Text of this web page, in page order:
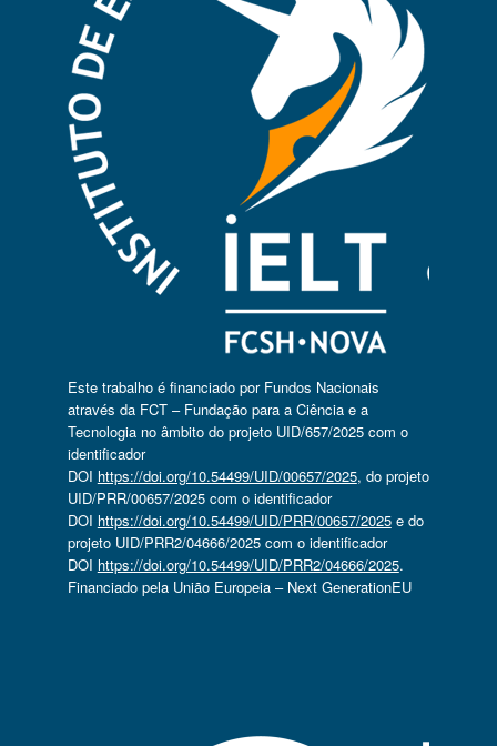
Este trabalho é financiado por Fundos Nacionais
através da FCT – Fundação para a Ciência e a
Tecnologia no âmbito do projeto UID/657/2025 com o
identificador
DOI https://doi.org/10.54499/UID/00657/2025, do projeto
UID/PRR/00657/2025 com o identificador
DOI https://doi.org/10.54499/UID/PRR/00657/2025e do
projeto UID/PRR2/04666/2025 com o identificador
DOI https://doi.org/10.54499/UID/PRR2/04666/2025.
Financiado pela União Europeia – Next GenerationEU